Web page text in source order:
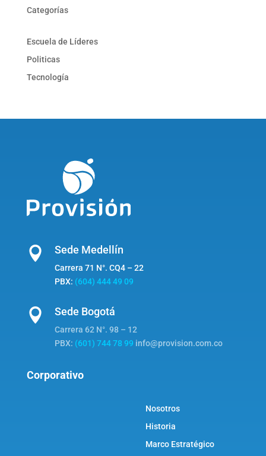
Categorías
Escuela de Líderes
Politicas
Tecnología
 Sede Medellín
Carrera 71 N°. CQ4 – 22
PBX: (604) 444 49 09
 Sede Bogotá
Carrera 62 N°. 98 – 12
PBX: (601) 744 78 99 info@provision.com.co
Corporativo
Nosotros
Historia
Marco Estratégico